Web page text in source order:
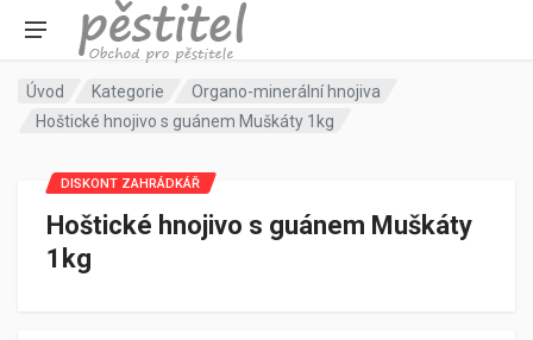
Úvod Kategorie
Organo-minerální hnojiva
Hoštické hnojivo s guánem Muškáty 1kg
Hoštické hnojivo s guánem Muškáty
1kg
DISKONT ZAHRÁDKÁŘ